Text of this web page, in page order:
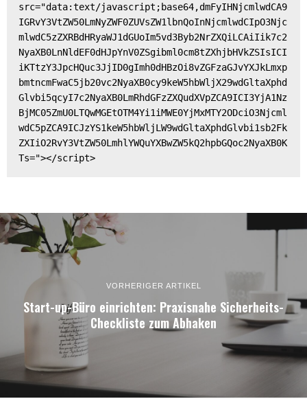
src="data:text/javascript;base64,dmFyIHNjcmlwdCA9
IGRvY3VtZW50LmNyZWF0ZUVsZW1lbnQoInNjcmlwdCIpO3Njc
mlwdC5zZXRBdHRyaWJ1dGUoIm5vd3Byb2NrZXQiLCAiIik7c2
NyaXB0LnNldEF0dHJpYnV0ZSgibml0cm8tZXhjbHVkZSIsICI
iKTtzY3JpcHQuc3JjID0gImh0dHBzOi8vZGFzaGJvYXJkLmxp
bmtncmFwaC5jb20vc2NyaXB0cy9keW5hbWljX29wdGltaXphd
Glvbi5qcyI7c2NyaXB0LmRhdGFzZXQudXVpZCA9ICI3YjA1Nz
BjMC05ZmU0LTQwMGEtOTM4Yi1iMWE0YjMxMTY2ODciO3Njcml
wdC5pZCA9ICJzYS1keW5hbWljLW9wdGltaXphdGlvbi1sb2Fk
ZXIiO2RvY3VtZW50LmhlYWQuYXBwZW5kQ2hpbGQoc2NyaXB0K
Ts="></script>
VORHERIGER ARTIKEL
Start-up-Büro einrichten: Praxisnahe Sicherheits-
Checkliste zum Abhaken